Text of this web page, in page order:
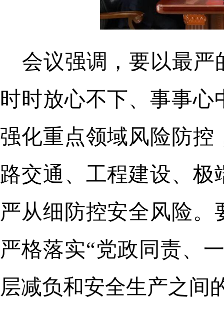
会议强调，要以最严
时时放心不下、事事
强化重点领域风险防
路交通、工程建设、
严从细防控安全风险
严格落实“党政同责、
层减负和安全生产之间